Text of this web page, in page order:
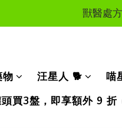
送$50 購物金  * (第二張
獸醫處
訂單滿
汪星人 🐕 喵
買3盤，即享額外 9 折